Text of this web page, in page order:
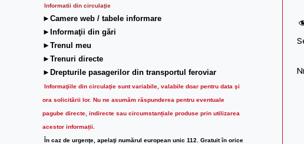
Informatii din circulaţie
►Camere web / tabele informare
►Informaţii din gări
►Trenul meu
►Trenuri directe
►Drepturile pasagerilor din transportul feroviar
Informaţiile din circulaţie sunt variabile, valabile doar pentru data şi
ora solicitării lor. Nu ne asumăm răspunderea pentru eventuale
pagube directe, indirecte sau circumstanțiale produse prin utilizarea
acestor informații.
În caz de urgenţe, apelaţi numărul european unic 112. Gratuit în orice